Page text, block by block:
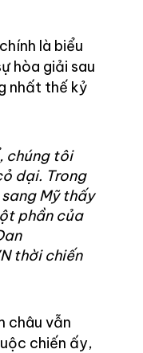
là biểu
hòa giải sau
nhất thế kỷ
chúng tôi
dại. Trong
Mỹ thấy
phần của
thời chiến
châu vẫn
chiến ấy,